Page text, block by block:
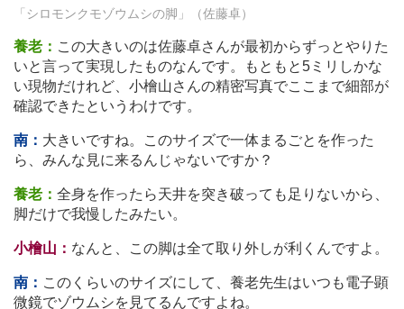
「シロモンクモゾウムシの脚」（佐藤卓）
養老： この大きいのは佐藤卓さんが最初からずっとやりた
いと言って実現したものなんです。もともと5ミリしかな
い現物だけれど、小檜山さんの精密写真でここまで細部が
確認できたというわけです。
南： 大きいですね。このサイズで一体まるごとを作った
ら、みんな見に来るんじゃないですか？
養老： 全身を作ったら天井を突き破っても足りないから、
脚だけで我慢したみたい。
小檜山： なんと、この脚は全て取り外しが利くんですよ。
南： このくらいのサイズにして、養老先生はいつも電子顕
微鏡でゾウムシを見てるんですよね。